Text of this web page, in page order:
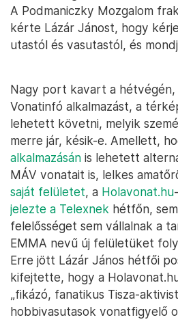
A Podmaniczky Mozgalom
kérte Lázár Jánost, hogy
utastól és vasutastól, és
Nagy port kavart a hétvégén,
Vonatinfó alkalmazást, a
lehetett követni, melyik
merre jár, késik-e. Amellett,
alkalmazásán is lehetett
MÁV vonatait is, lelkes
saját felületet, a Holavonat.hu
jelezte a Telexnek hétfőn,
felelősséget sem vállalnak a
EMMA nevű új felületüket
Erre jött Lázár János hétfői
kifejtette, hogy a
„fikázó, fanatikus Tisza-
hobbivasutasok vonatfigyelő